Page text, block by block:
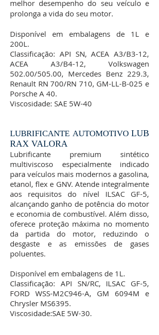
melhor desempenho do seu veículo e
prolonga a vida do seu motor.
Disponível em embalagens de 1L e
200L.
Classificação: API SN, ACEA A3/B3-12,
ACEA A3/B4-12, Volkswagen
502.00/505.00, Mercedes Benz 229.3,
Renault RN 700/RN 710, GM-LL-B-025 e
Porsche A 40.
Viscosidade: SAE 5W-40
LUBRIFICANTE AUTOMOTIVO LUB
RAX VALORA
Lubrificante premium sintético
multiviscoso especialmente indicado
para veículos mais modernos a gasolina,
etanol, flex e GNV. Atende integralmente
aos requisitos do nível ILSAC GF-5,
alcançando ganho de potência do motor
e economia de combustível. Além disso,
oferece proteção máxima no momento
da partida do motor, reduzindo o
desgaste e as emissões de gases
poluentes.
Disponível em embalagens de 1L.
Classificação: API SN/RC, ILSAC GF-5,
FORD WSS-M2C946-A, GM 6094M e
Chrysler MS6395.
Viscosidade:SAE 5W-30.